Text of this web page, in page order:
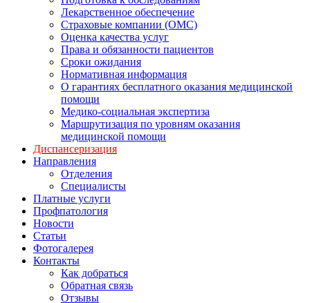
Лекарственное обеспечение
Страховые компании (ОМС)
Оценка качества услуг
Права и обязанности пациентов
Сроки ожидания
Нормативная информация
О гарантиях бесплатного оказания медицинской
помощи
Медико-социальная экспертиза
Маршрутизация по уровням оказания
медицинской помощи
Диспансеризация
Направления
Отделения
Специалисты
Платные услуги
Профпатология
Новости
Статьи
Фотогалерея
Контакты
Как добраться
Обратная связь
Отзывы